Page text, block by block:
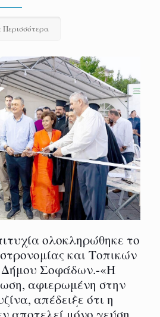
Περισσότερα
ολοκληρώθηκε το
και Τοπικών
Δήμου Σοφάδων.-«Η
αφιερωμένη στην
απέδειξε ότι η